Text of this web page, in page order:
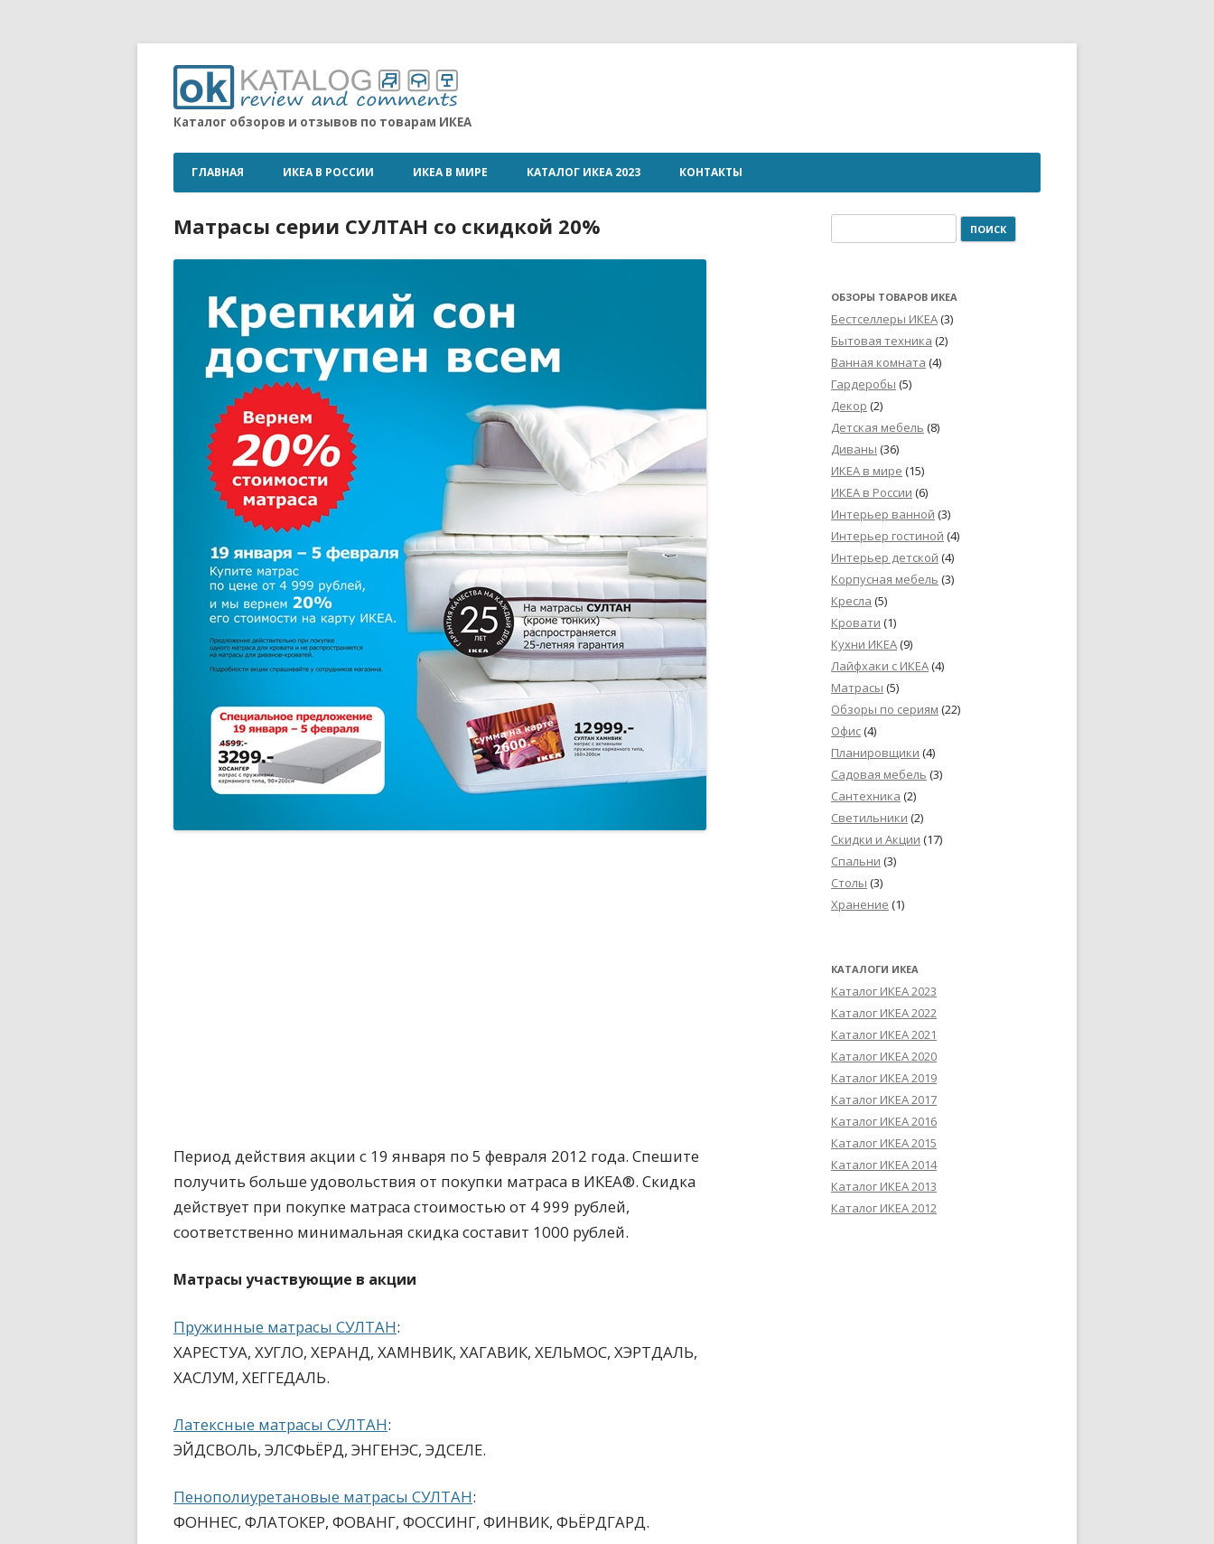
Каталог обзоров и отзывов по товарам ИКЕА
ГЛАВНАЯ ИКЕА В РОССИИ ИКЕА В МИРЕ КАТАЛОГ ИКЕА 2023 КОНТАКТЫ
Матрасы серии СУЛТАН со скидкой 20%
Период действия акции с 19 января по 5 февраля 2012 года. Спешите
получить больше удовольствия от покупки матраса в ИКЕА®. Скидка
действует при покупке матраса стоимостью от 4 999 рублей,
соответственно минимальная скидкасоставит 1000 рублей.
Матрасы участвующие в акции
Пружинные матрасы СУЛТАН:
ХАРЕСТУА, ХУГЛО, ХЕРАНД, ХАМНВИК, ХАГАВИК, ХЕЛЬМОС, ХЭРТДАЛЬ,
ХАСЛУМ, ХЕГГЕДАЛЬ.
Латексные матрасы СУЛТАН:
ЭЙДСВОЛЬ, ЭЛСФЬЁРД, ЭНГЕНЭС, ЭДСЕЛЕ.
Пенополиуретановые матрасы СУЛТАН:
ФОННЕС, ФЛАТОКЕР, ФОВАНГ, ФОССИНГ, ФИНВИК, ФЬЁРДГАРД.
ОБЗОРЫ ТОВАРОВ ИКЕА
Бестселлеры ИКЕА(3)
Бытовая техника (2)
Ванная комната (4)
Гардеробы (5)
Декор (2)
Детская мебель (8)
Диваны (36)
ИКЕА в мире (15)
ИКЕА в России (6)
Интерьер ванной (3)
Интерьер гостиной (4)
Интерьер детской (4)
Корпусная мебель (3)
Кресла (5)
Кровати (1)
Кухни ИКЕА(9)
Лайфхаки с ИКЕА(4)
Матрасы (5)
Обзоры по сериям (22)
Офис(4)
Планировщики (4)
Садовая мебель (3)
Сантехника (2)
Светильники (2)
Скидки и Акции (17)
Спальни (3)
Столы (3)
Хранение (1)
КАТАЛОГИ ИКЕА
Каталог ИКЕА 2023
Каталог ИКЕА 2022
Каталог ИКЕА 2021
Каталог ИКЕА 2020
Каталог ИКЕА 2019
Каталог ИКЕА 2017
Каталог ИКЕА 2016
Каталог ИКЕА 2015
Каталог ИКЕА 2014
Каталог ИКЕА 2013
Каталог ИКЕА 2012